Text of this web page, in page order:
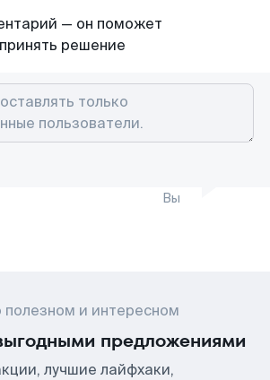
— он поможет
решение
Вы
и интересном
предложениями
лучшие лайфхаки,